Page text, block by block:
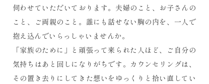
伺わせていただいております。夫婦のこと、お子さんの
こと、ご両親のこと。誰にも話せない胸の内を、一人で
抱え込んでいらっしゃいませんか。
「家族のために」と頑張って来られた人ほど、ご自分の
気持ちはあと回しになりがちです。カウンセリングは、
その置き去りにしてきた想いをゆっくりと拾い直してい